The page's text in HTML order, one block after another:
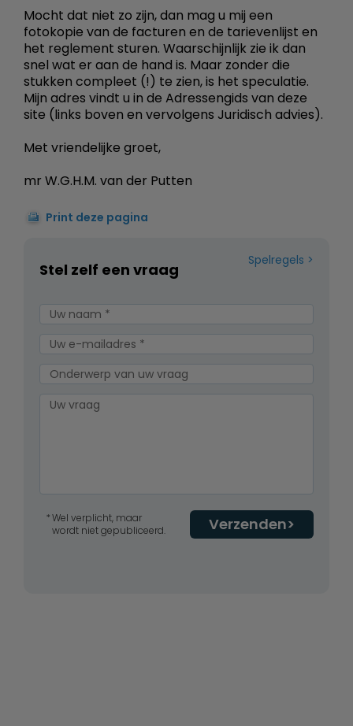
Mocht dat niet zo zijn, dan mag u mij een
fotokopie van de facturen en de tarievenlijst en
het reglement sturen. Waarschijnlijk zie ik dan
snel wat er aan de hand is. Maar zonder die
stukken compleet (!) te zien, is het speculatie.
Mijn adres vindt u in de Adressengids van deze
site (links boven en vervolgens Juridisch advies).
Met vriendelijke groet,
mr W.G.H.M. van der Putten
Print deze pagina
Spelregels
Stel zelf een vraag
Verzenden
Wel verplicht, maar
wordt niet gepubliceerd.